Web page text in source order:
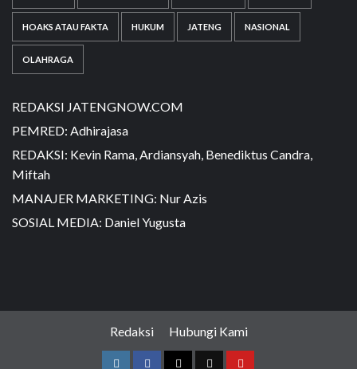
HOAKS ATAU FAKTA HUKUM JATENG NASIONAL
OLAHRAGA
REDAKSI JATENGNOW.COM
PEMRED: Adhirajasa
REDAKSI: Kevin Rama, Ardiansyah, Benediktus Candra,
Miftah
MANAJER MARKETING: Nur Azis
SOSIAL MEDIA: Daniel Yugusta
Redaksi Hubungi Kami